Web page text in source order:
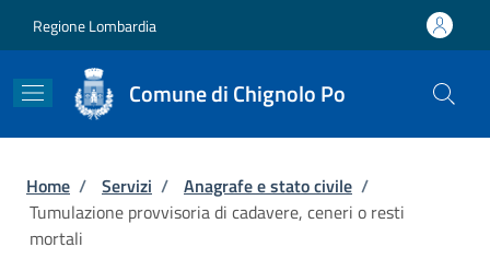
Regione Lombardia
Comune di Chignolo Po
Briciole di pane
Home / Servizi / Anagrafe e stato civile /
Tumulazione provvisoria di cadavere, ceneri o resti
mortali